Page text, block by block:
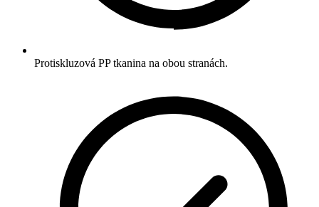
Protiskluzová PP tkanina na obou stranách.